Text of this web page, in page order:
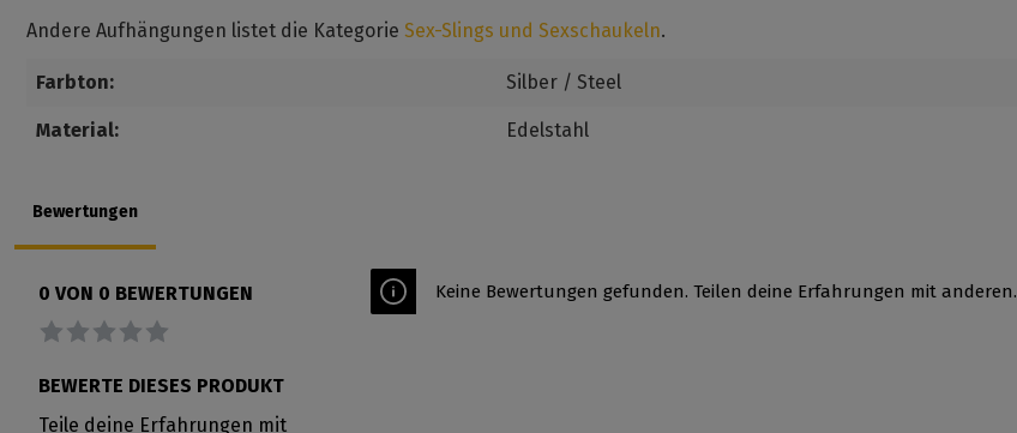
Andere Aufhängungen listet die Kategorie Sex-Slings und Sexschaukeln.
Farbton: Silber / Steel
Material: Edelstahl
Bewertungen
0 VON 0 BEWERTUNGEN
Durchschnittliche Bewertung von 0 von 5 Sternen
BEWERTE DIESES PRODUKT
Teile deine Erfahrungen mit
Keine Bewertungen gefunden. Teilen deine Erfahrungen mit anderen.